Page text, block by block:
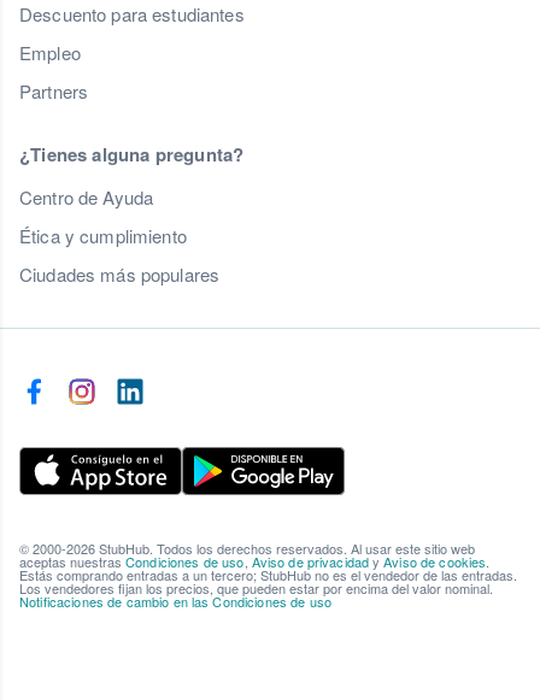
Descuento para estudiantes
Empleo
Partners
¿Tienes alguna pregunta?
Centro de Ayuda
Ética y cumplimiento
Ciudades más populares
© 2000-2026 StubHub. Todos los derechos reservados. Al usar este sitio web
aceptas nuestras Condiciones de uso, Aviso de privacidadyAviso de cookies.
Estás comprando entradas a un tercero; StubHub no es el vendedor de las entradas.
Los vendedores fijan los precios, que pueden estar por encima del valor nominal.
Notificaciones de cambio en las Condiciones de uso